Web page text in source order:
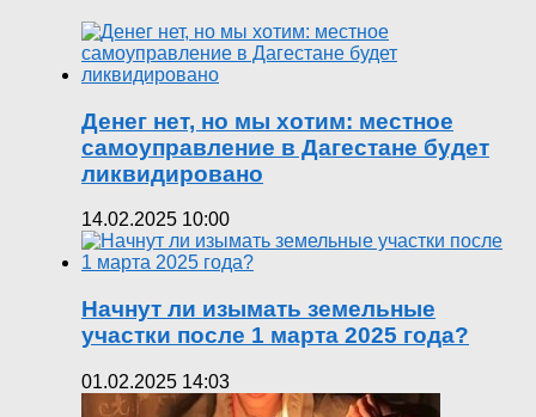
Денег нет, но мы хотим: местное
самоуправление в Дагестане будет
ликвидировано
14.02.2025 10:00
Начнут ли изымать земельные
участки после 1 марта 2025 года?
01.02.2025 14:03